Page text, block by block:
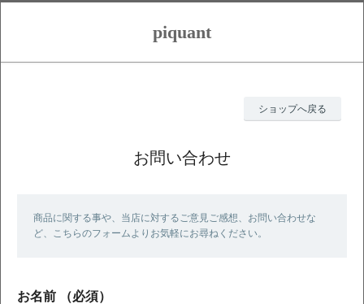
piquant
ショップへ戻る
お問い合わせ
商品に関する事や、当店に対するご意見ご感想、お問い合わせな
ど、こちらのフォームよりお気軽にお尋ねください。
お名前 （必須）